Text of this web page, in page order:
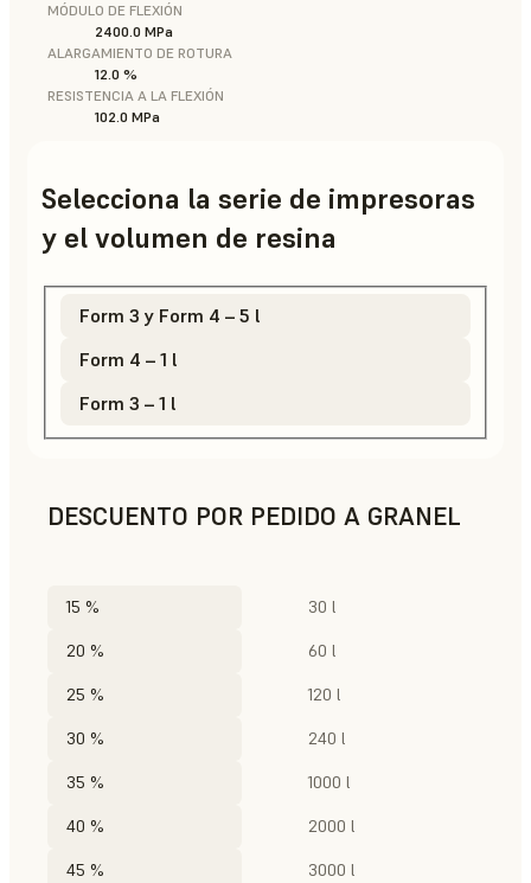
MÓDULO DE FLEXIÓN
2400.0 MPa
ALARGAMIENTO DE ROTURA
12.0 %
RESISTENCIA A LA FLEXIÓN
102.0 MPa
Selecciona la serie de impresoras
y el volumen de resina
Form 3 y Form 4 – 5 l
Form 4 – 1 l
Form 3 – 1 l
DESCUENTO POR PEDIDO A GRANEL
15 % 30 l
20 % 60 l
25 % 120 l
30 % 240 l
35 % 1000 l
40 % 2000 l
45 % 3000 l